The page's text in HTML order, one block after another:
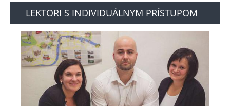
LEKTORI S INDIVIDUÁLNYM PRÍSTUPOM